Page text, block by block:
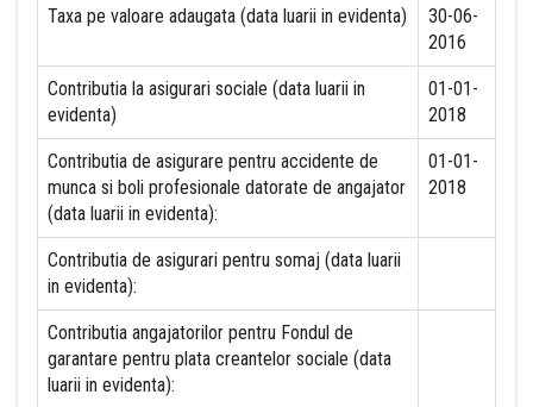
Taxa pe valoare adaugata (data luarii in evidenta)
30-06-
2016
Contributia la asigurari sociale (data luarii in
evidenta)
01-01-
2018
Contributia de asigurare pentru accidente de
munca si boli profesionale datorate de angajator
(data luarii in evidenta):
01-01-
2018
Contributia de asigurari pentru somaj (data luarii
in evidenta):
Contributia angajatorilor pentru Fondul de
garantare pentru plata creantelor sociale (data
luarii in evidenta):